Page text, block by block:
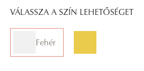
VÁLASSZA A SZÍN LEHETŐSÉGET
Fehér